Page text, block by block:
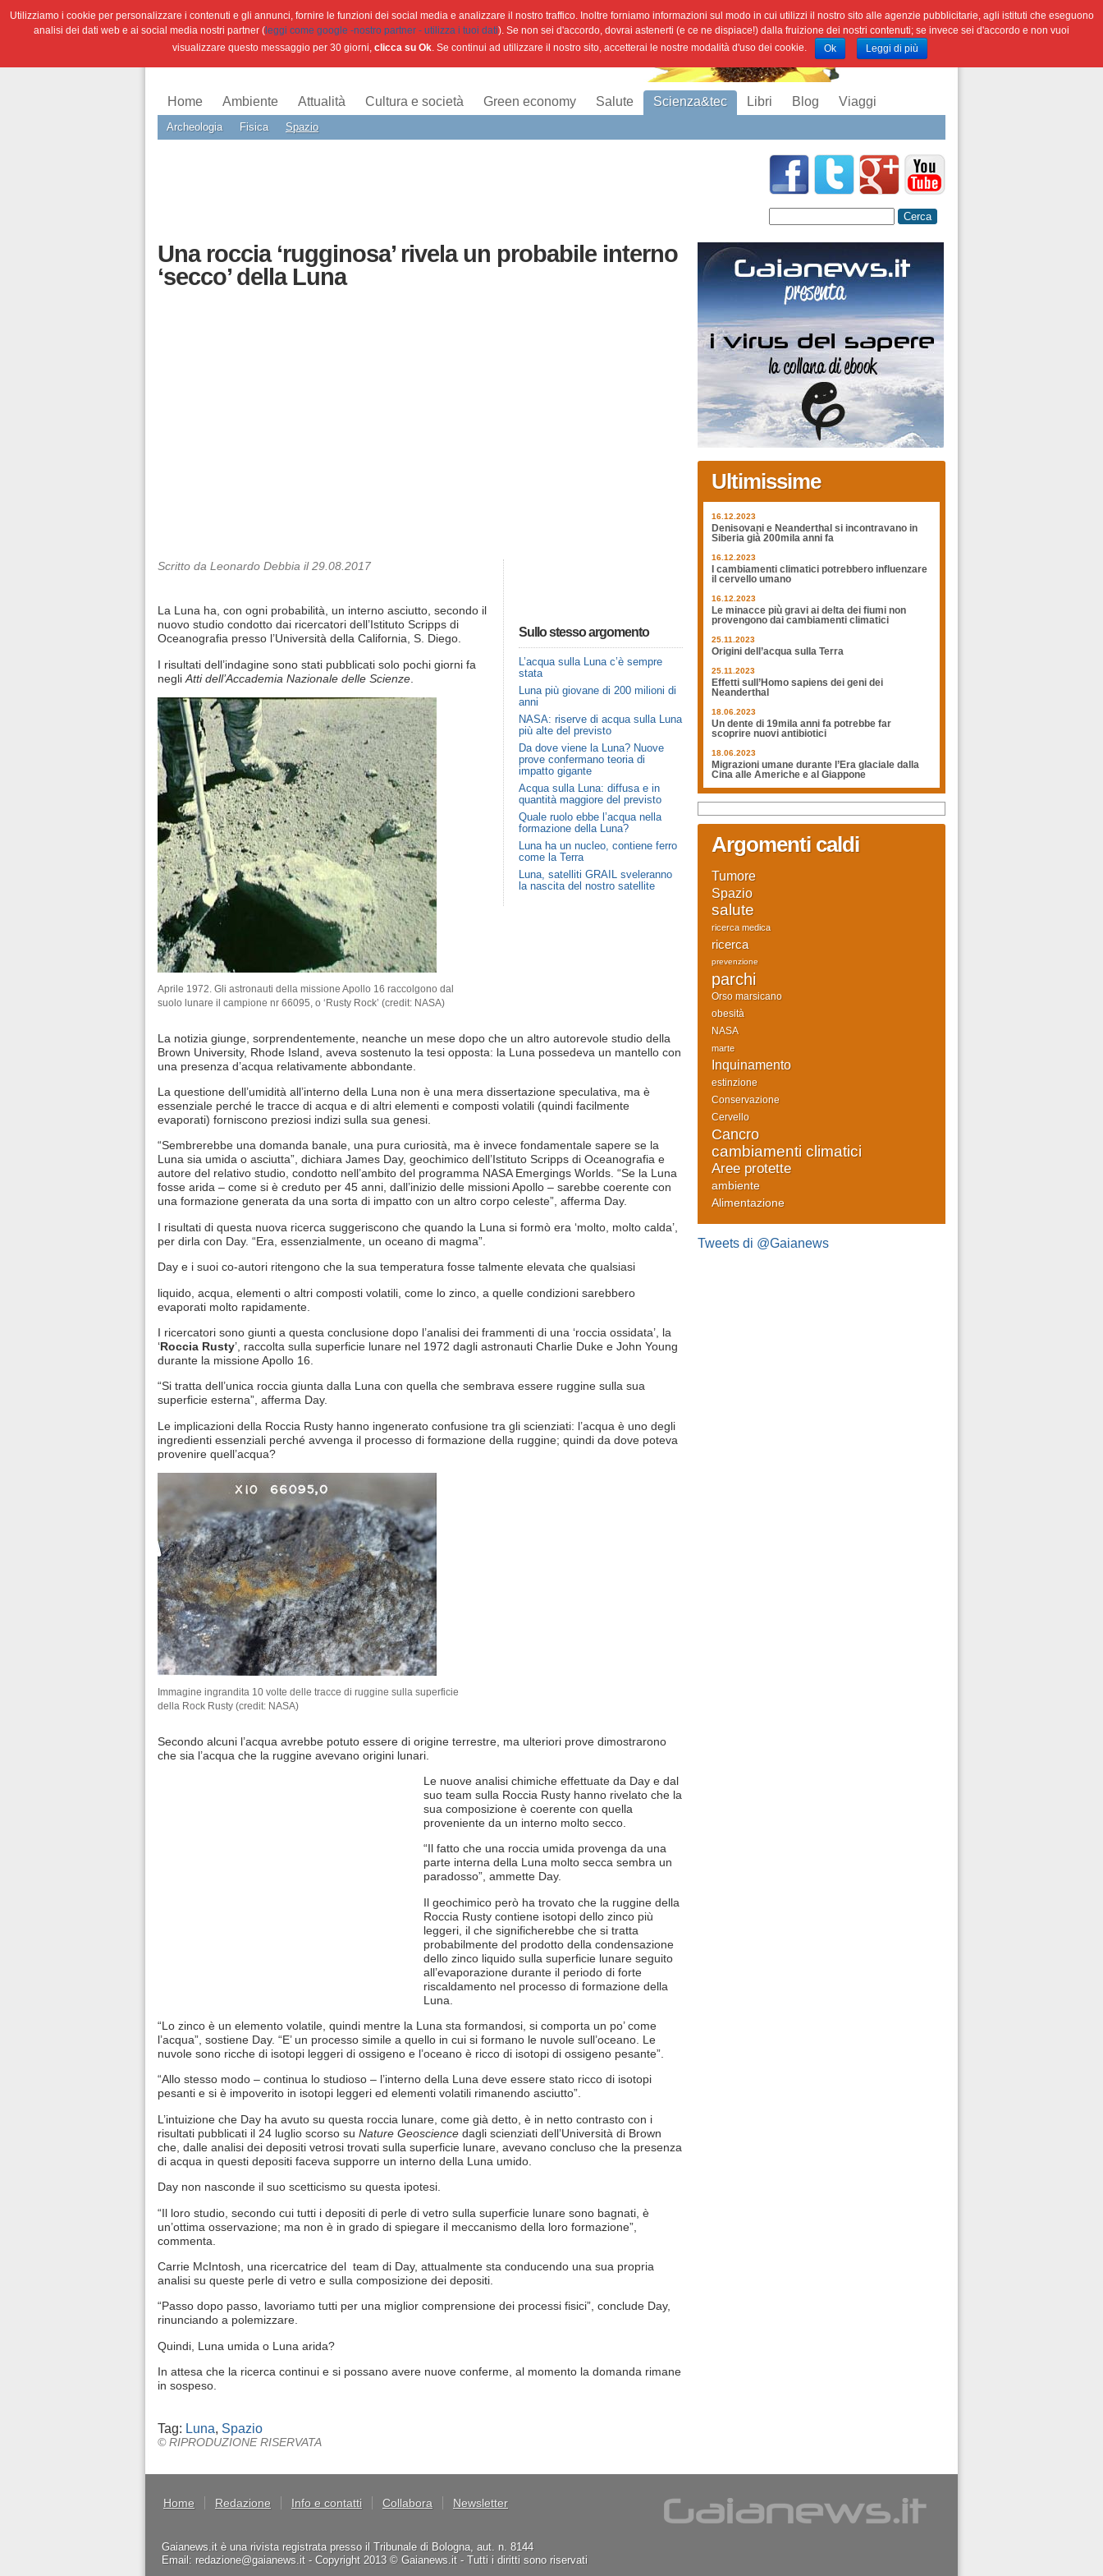
Home Ambiente Attualità Cultura e società Green economy Salute Scienza&tec
Archeologia Fisica Spazio
Libri Blog Viaggi
Una roccia ‘rugginosa’ rivela un probabile interno
‘secco’ della Luna
Sullo stesso argomento
L’acqua sulla Luna c’è sempre
stata
Luna più giovane di 200 milioni di
anni
NASA: riserve di acqua sulla Luna
più alte del previsto
Da dove viene la Luna? Nuove
prove confermano teoria di
impatto gigante
Acqua sulla Luna: diffusa e in
quantità maggiore del previsto
Quale ruolo ebbe l’acqua nella
formazione della Luna?
Luna ha un nucleo, contiene ferro
come la Terra
Luna, satelliti GRAIL sveleranno
la nascita del nostro satellite
Scritto da Leonardo Debbia il 29.08.2017
La Luna ha, con ogni probabilità, un interno asciutto, secondo il
nuovo studio condotto dai ricercatori dell’Istituto Scripps di
Oceanografia presso l’Università della California, S. Diego.
I risultati dell’indagine sono stati pubblicati solo pochi giorni fa
negli Atti dell’Accademia Nazionale delle Scienze
Aprile 1972. Gli astronauti della missione Apollo 16 raccolgono dal
suolo lunare il campione nr 66095, o ‘Rusty Rock’ (credit: NASA)
La notizia giunge, sorprendentemente, neanche un mese dopo che un altro autorevole studio della
Brown University, Rhode Island, aveva sostenuto la tesi opposta: la Luna possedeva un mantello con
una presenza d’acqua relativamente abbondante.
La questione dell’umidità all’interno della Luna non è una mera dissertazione speculativa, ma è
essenziale perché le tracce di acqua e di altri elementi e composti volatili (quindi facilmente
evaporati) forniscono preziosi indizi sulla sua genesi.
“Sembrerebbe una domanda banale, una pura curiosità, ma è invece fondamentale sapere se la
Luna sia umida o asciutta”, dichiara James Day, geochimico dell’Istituto Scripps di Oceanografia e
autore del relativo studio, condotto nell’ambito del programma NASA Emergings Worlds. “Se la Luna
fosse arida – come si è creduto per 45 anni, dall’inizio delle missioni Apollo – sarebbe coerente con
una formazione generata da una sorta di impatto con un altro corpo celeste”, afferma Day.
I risultati di questa nuova ricerca suggeriscono che quando la Luna si formò era ‘molto, molto calda’,
per dirla con Day. “Era, essenzialmente, un oceano di magma”.
Day e i suoi co-autori ritengono che la sua temperatura fosse talmente elevata che qualsiasi
liquido, acqua, elementi o altri composti volatili, come lo zinco, a quelle condizioni sarebbero
evaporati molto rapidamente.
I ricercatori sono giunti a questa conclusione dopo l’analisi dei frammenti di una ‘roccia ossidata’, la
‘Roccia Rusty’, raccolta sulla superficie lunare nel 1972 dagli astronauti Charlie Duke e John Young
durante la missione Apollo 16.
“Si tratta dell’unica roccia giunta dalla Luna con quella che sembrava essere ruggine sulla sua
superficie esterna”, afferma Day.
Le implicazioni della Roccia Rusty hanno ingenerato confusione tra gli scienziati: l’acqua è uno degli
ingredienti essenziali perché avvenga il processo di formazione della ruggine; quindi da dove poteva
provenire quell’acqua?
Immagine ingrandita 10 volte delle tracce di ruggine sulla superficie
della Rock Rusty (credit: NASA)
Secondo alcuni l’acqua avrebbe potuto essere di origine terrestre, ma ulteriori prove dimostrarono
che sia l’acqua che la ruggine avevano origini lunari.
Le nuove analisi chimiche effettuate da Day e dal
suo team sulla Roccia Rusty hanno rivelato che la
sua composizione è coerente con quella
proveniente da un interno molto secco.
“Il fatto che una roccia umida provenga da una
parte interna della Luna molto secca sembra un
paradosso”, ammette Day.
Il geochimico però ha trovato che la ruggine della
Roccia Rusty contiene isotopi dello zinco più
leggeri, il che significherebbe che si tratta
probabilmente del prodotto della condensazione
dello zinco liquido sulla superficie lunare seguito
all’evaporazione durante il periodo di forte
riscaldamento nel processo di formazione della
Luna.
“Lo zinco è un elemento volatile, quindi mentre la Luna sta formandosi, si comporta un po’ come
l’acqua”, sostiene Day. “E’ un processo simile a quello in cui si formano le nuvole sull’oceano. Le
nuvole sono ricche di isotopi leggeri di ossigeno e l’oceano è ricco di isotopi di ossigeno pesante”.
“Allo stesso modo – continua lo studioso – l’interno della Luna deve essere stato ricco di isotopi
pesanti e si è impoverito in isotopi leggeri ed elementi volatili rimanendo asciutto”.
L’intuizione che Day ha avuto su questa roccia lunare, come già detto, è in netto contrasto con i
risultati pubblicati il 24 luglio scorso su Nature Geoscience dagli scienziati dell’Università di Brown
che, dalle analisi dei depositi vetrosi trovati sulla superficie lunare, avevano concluso che la presenza
di acqua in questi depositi faceva supporre un interno della Luna umido.
Day non nasconde il suo scetticismo su questa ipotesi.
“Il loro studio, secondo cui tutti i depositi di perle di vetro sulla superficie lunare sono bagnati, è
un’ottima osservazione; ma non è in grado di spiegare il meccanismo della loro formazione”,
commenta.
Carrie McIntosh, una ricercatrice del team di Day, attualmente sta conducendo una sua propria
analisi su queste perle di vetro e sulla composizione dei depositi.
“Passo dopo passo, lavoriamo tutti per una miglior comprensione dei processi fisici”, conclude Day,
rinunciando a polemizzare.
Quindi, Luna umida o Luna arida?
In attesa che la ricerca continui e si possano avere nuove conferme, al momento la domanda rimane
in sospeso.
Tag: Luna, Spazio
© RIPRODUZIONE RISERVATA
Ultimissime
16.12.2023
Denisovani e Neanderthal si incontravano in
Siberia già 200mila anni fa
16.12.2023
I cambiamenti climatici potrebbero influenzare
il cervello umano
16.12.2023
Le minacce più gravi ai delta dei fiumi non
provengono dai cambiamenti climatici
25.11.2023
Origini dell’acqua sulla Terra
25.11.2023
Effetti sull’Homo sapiens dei geni dei
Neanderthal
18.06.2023
Un dente di 19mila anni fa potrebbe far
scoprire nuovi antibiotici
18.06.2023
Migrazioni umane durante l’Era glaciale dalla
Cina alle Americhe e al Giappone
Argomenti caldi
Tumore
Spazio
salute
ricerca medica
ricerca
prevenzione
parchi
Orso marsicano
obesità
NASA
marte
Inquinamento
estinzione
Conservazione
Cervello
Cancro
cambiamenti climatici
Aree protette
ambiente
Alimentazione
Tweets di @Gaianews
Home Redazione Info e contatti Collabora Newsletter
Gaianews.it è una rivista registrata presso il Tribunale di Bologna, aut. n. 8144
Email: redazione@gaianews.it - Copyright 2013 © Gaianews.it - Tutti i diritti sono riservati
Utilizziamo i cookie per personalizzare i contenuti e gli annunci, fornire le funzioni dei social media e analizzare il nostro traffico. Inoltre forniamo informazioni sul modo in cui utilizzi il nostro sito alle agenzie pubblicitarie, agli istituti che eseguono
analisi dei dati web e ai social media nostri partner ( leggi come google -nostro partner - utilizza i tuoi dati). Se non sei d'accordo, dovrai astenerti (e ce ne dispiace!) dalla fruizione dei nostri contenuti; se invece sei d'accordo e non vuoi
visualizzare questo messaggio per 30 giorni,clicca su Ok. Se continui ad utilizzare il nostro sito, accetterai le nostre modalità d'uso dei cookie. Ok Leggi di più